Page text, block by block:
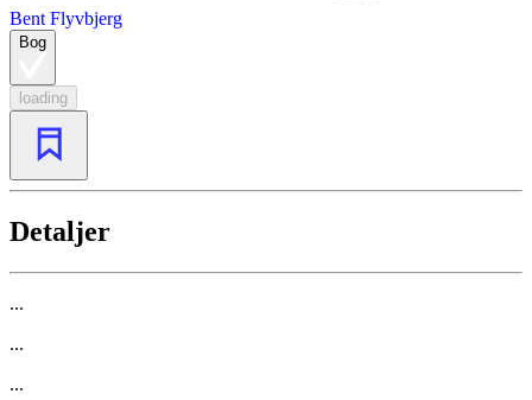
Bent Flyvbjerg
Bog
loading
Detaljer
...
...
...